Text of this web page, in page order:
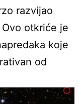
razvijao
otkriće je
koje
od